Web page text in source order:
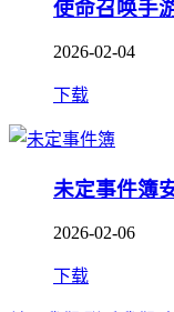
使命召唤手
2026-02-04
下载
未定事件簿
2026-02-06
下载